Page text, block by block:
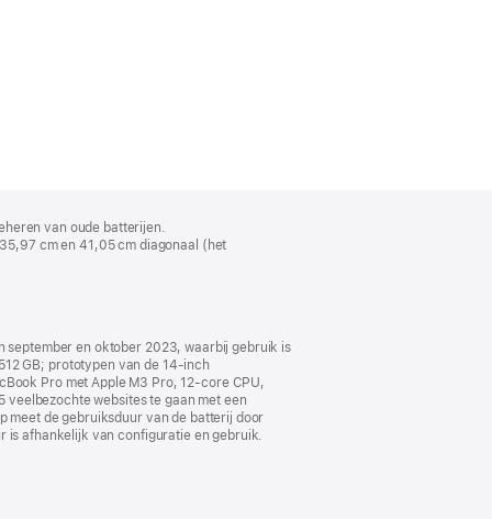
van oude batterijen.
cm en 41,05 cm diagonaal (het
en oktober 2023, waarbij gebruik is
GB; prototypen van de 14‑inch
Pro met Apple M3 Pro, 12‑core CPU,
veelbezochte websites te gaan met een
meet de gebruiksduur van de batterij door
is afhankelijk van configuratie en gebruik.